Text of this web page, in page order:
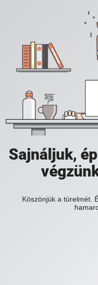
Sajnáljuk,
Köszönjük a türelmét.